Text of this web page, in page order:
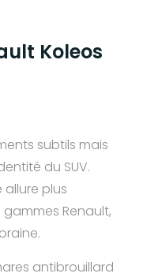
Koleos
subtils mais
du SUV.
plus
Renault,
antibrouillard